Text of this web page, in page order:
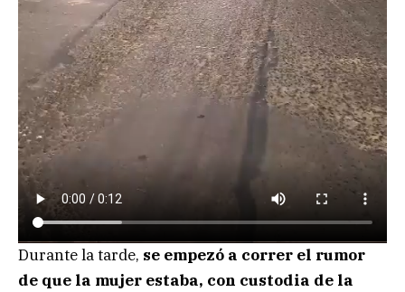
Durante la tarde, se empezó a correr el rumor
de que la mujer estaba, con custodia de la